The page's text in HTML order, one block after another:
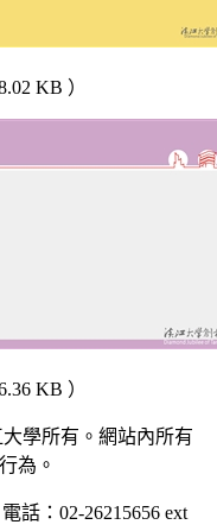
KB ）
KB ）
學所有。網站內所有
為。
話：02-26215656 ext